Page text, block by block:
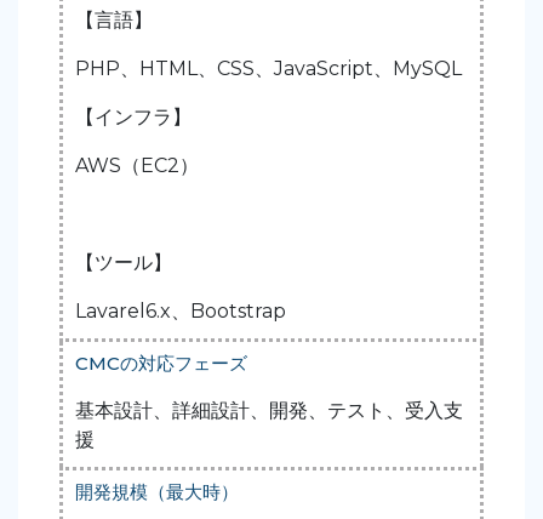
【言語】
PHP、HTML、CSS、JavaScript、MySQL
【インフラ】
AWS（EC2）
【ツール】
Lavarel6.x、Bootstrap
CMCの対応フェーズ
基本設計、詳細設計、開発、テスト、受入支
援
開発規模（最大時）